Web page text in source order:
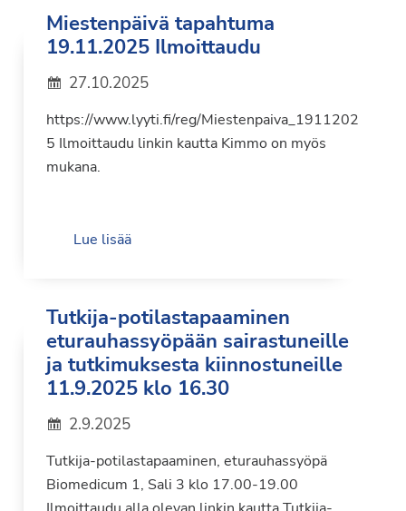
Miestenpäivä tapahtuma
19.11.2025 Ilmoittaudu
27.10.2025
https://www.lyyti.fi/reg/Miestenpaiva_1911202
5 Ilmoittaudu linkin kautta Kimmo on myös
mukana.
Lue lisää
Tutkija-potilastapaaminen
eturauhassyöpään sairastuneille
ja tutkimuksesta kiinnostuneille
11.9.2025 klo 16.30
2.9.2025
Tutkija-potilastapaaminen, eturauhassyöpä
Biomedicum 1, Sali 3 klo 17.00-19.00